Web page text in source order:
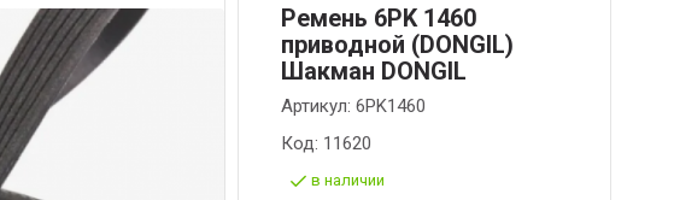
Ремень 6PK 1460
приводной (DONGIL)
Шакман DONGIL
Артикул: 6PK1460
Код: 11620
в наличии